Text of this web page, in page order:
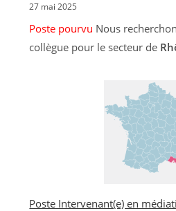
27 mai 2025
Poste pourvu Nous
collègue pour le secteur de
Poste Intervenant(e) en